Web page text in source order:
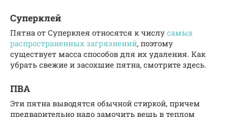
Суперклей
Пятна от Суперклея относятся к числу самых
распространенных загрязнений, поэтому
существует масса способов для их удаления. Как
убрать свежие и засохшие пятна, смотрите здесь.
ПВА
Эти пятна выводятся обычной стиркой, причем
предварительно надо замочить вещь в теплом